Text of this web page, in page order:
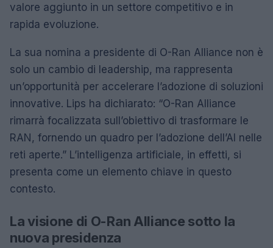
valore aggiunto in un settore competitivo e in
rapida evoluzione.
La sua nomina a presidente di O-Ran Alliance non è
solo un cambio di leadership, ma rappresenta
un’opportunità per accelerare l’adozione di soluzioni
innovative. Lips ha dichiarato: “O-Ran Alliance
rimarrà focalizzata sull’obiettivo di trasformare le
RAN, fornendo un quadro per l’adozione dell’AI nelle
reti aperte.” L’intelligenza artificiale, in effetti, si
presenta come un elemento chiave in questo
contesto.
La visione di O-Ran Alliance sotto la
nuova presidenza